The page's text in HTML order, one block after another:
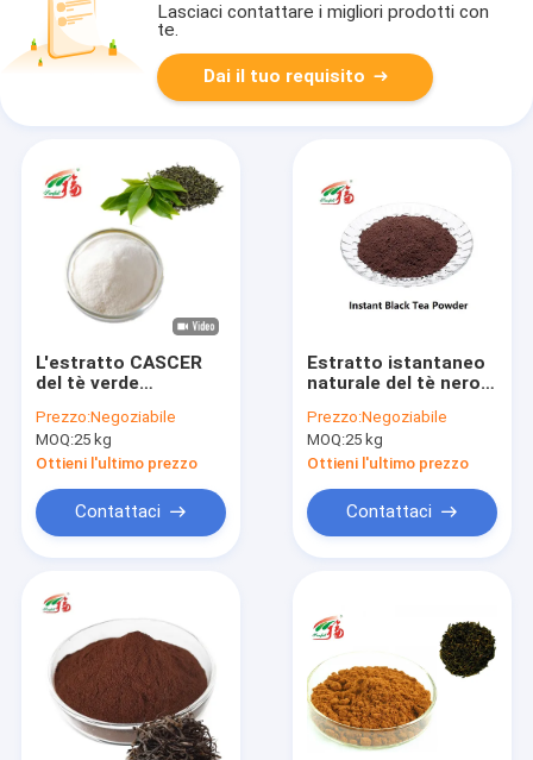
Lasciaci contattare i migliori prodotti con
te.
Dai il tuo requisito
L'estratto CASCER
del tè verde
di 98% EGCG
Epigallocatechin per i
cosmetici
Prezzo:Negoziabile
MOQ:25 kg
Ottieni l'ultimo prezzo
Contattaci
Estratto istantaneo
naturale del tè nero
supplementi per la
bevanda
Prezzo:Negoziabile
MOQ:25 kg
Ottieni l'ultimo prezzo
Contattaci